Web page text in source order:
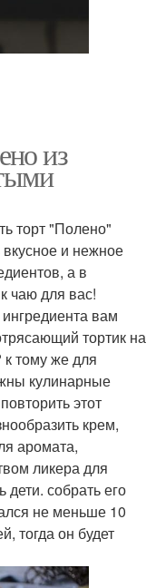
из
торт "Полено"
и нежное
а в
чаю для вас!
вам
тортик на
к тому же для
кулинарные
этот
крем,
аромата,
ликера для
дети. собрать его
не меньше 10
тогда он будет